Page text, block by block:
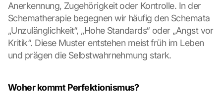
Anerkennung, Zugehörigkeit oder Kontrolle. In der
Schematherapie begegnen wir häufig den Schemata
„Unzulänglichkeit“, „Hohe Standards“ oder „Angst vor
Kritik“. Diese Muster entstehen meist früh im Leben
und prägen die Selbstwahrnehmung stark.
Woher kommt Perfektionismus?